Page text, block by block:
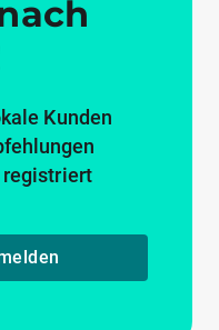
Kunden
registriert